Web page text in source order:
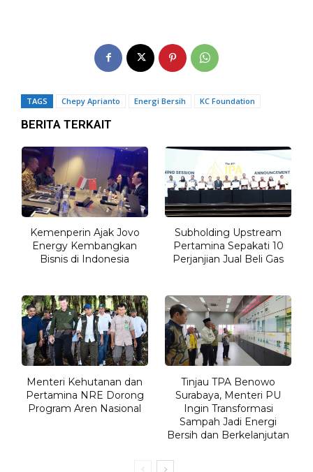
TAGS Chepy Aprianto Energi Bersih KC Foundation
BERITA TERKAIT
Kemenperin Ajak Jovo
Energy Kembangkan
Bisnis di Indonesia
Subholding Upstream
Pertamina Sepakati 10
Perjanjian Jual Beli Gas
Menteri Kehutanan dan
Pertamina NRE Dorong
Program Aren Nasional
Tinjau TPA Benowo
Surabaya, Menteri PU
Ingin Transformasi
Sampah Jadi Energi
Bersih dan Berkelanjutan